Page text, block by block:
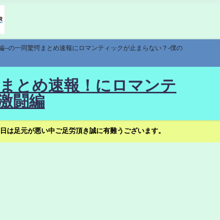
の一同驚愕まとめ速報にロマンティックが止まらない？-僕の
とめ速報！にロマンテ
闘編
足元が悪い中ご足労頂き誠に有難うございます。